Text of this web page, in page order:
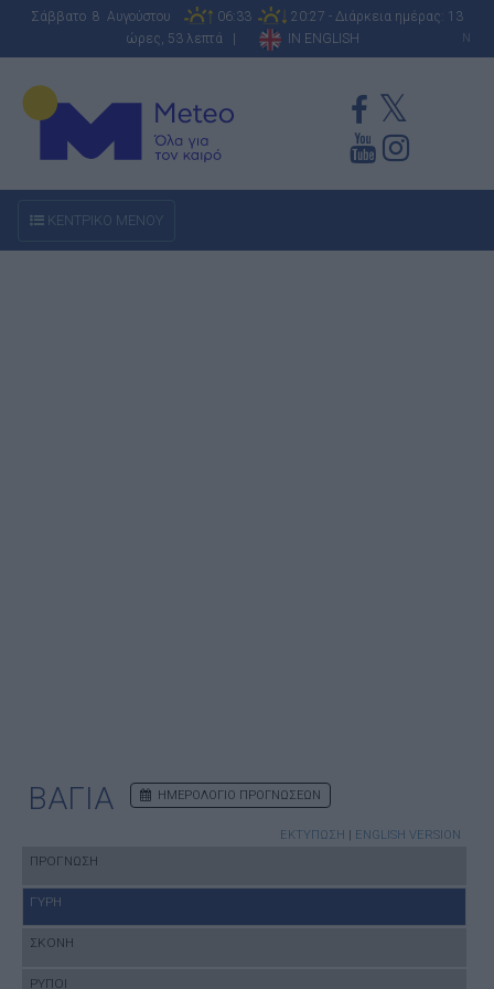
Σάββατο 8 Αυγούστου 06:33
20:27 - Διάρκεια ημέρας: 13
ώρες, 53 λεπτά |
IN ENGLISH N
ΚΕΝΤΡΙΚΟ ΜΕΝΟΥ
ΒΑΓΙΑ ΗΜΕΡΟΛΟΓΙΟ ΠΡΟΓΝΩΣΕΩΝ
ΕΚΤΥΠΩΣΗ | ENGLISH VERSION
ΠΡΟΓΝΩΣΗ
ΓΥΡΗ
ΣΚΟΝΗ
ΡΥΠΟΙ